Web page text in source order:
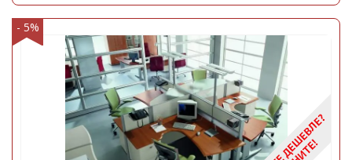
- 5%